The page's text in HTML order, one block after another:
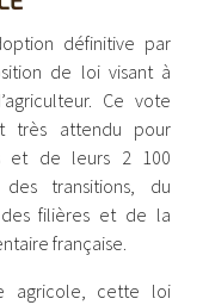
définitive par
de loi visant à
Ce vote
très attendu pour
et de leurs 2 100
transitions, du
filières et de la
française.
agricole, cette loi